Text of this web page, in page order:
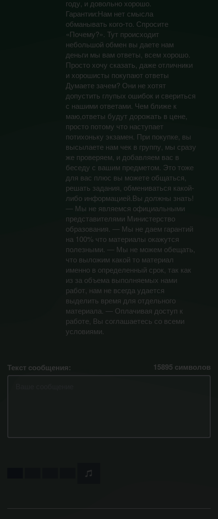
году, и довольно хорошо.
Гарантии:Нам нет смысла
обманывать кого-то. Спросите
«Почему?». Тут происходит
небольшой обмен вы даете нам
деньги мы вам ответы, всем хорошо.
Просто хочу сказать, даже отличники
и хорошисты покупают ответы
Думаете зачем? Они не хотят
допустить глупых ошибок и свериться
с нашими ответами. Чем ближе к
маю,ответы будут дорожать в цене,
просто потому что наступает
потихоньку экзамен. При покупке, вы
высылаете нам чек в группу, мы сразу
же проверяем, и добавляем вас в
беседу с вашим предметом. Это тоже
для вас плюс вы можете общаться,
решать задания, обмениваться какой-
либо информацией.Вы должны знать!
— Мы не являемся официальными
представителями Министерство
образования. — Мы не даем гарантий
на 100% что материалы окажутся
полезными. — Мы не можем обещать,
что выложим какой то материал
именно в определенный срок, так как
из за объема выполняемых нами
работ, нам не всегда удается
выделить время для отдельного
материала. — Оплачивая доступ к
работе, Вы соглашаетесь со всеми
условиями.
Текст сообщения: 15895 символов